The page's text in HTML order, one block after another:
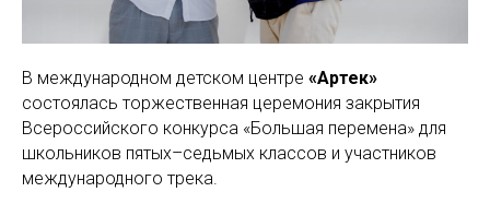
В международном детском центре «Артек»
состоялась торжественная церемония закрытия
Всероссийского конкурса «Большая перемена» для
школьников пятых–седьмых классов и участников
международного трека.